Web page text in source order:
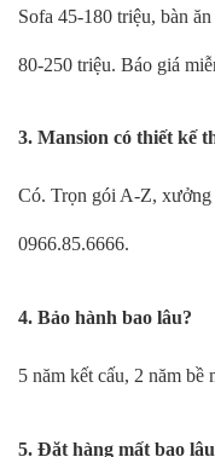
Sofa 45-180 triệu, bàn
80-250 triệu. Báo giá
3. Mansion có thiết kế
Có. Trọn gói A-Z,
0966.85.6666.
4. Bảo hành bao lâu?
5 năm kết cấu, 2 năm
5. Đặt hàng mất bao